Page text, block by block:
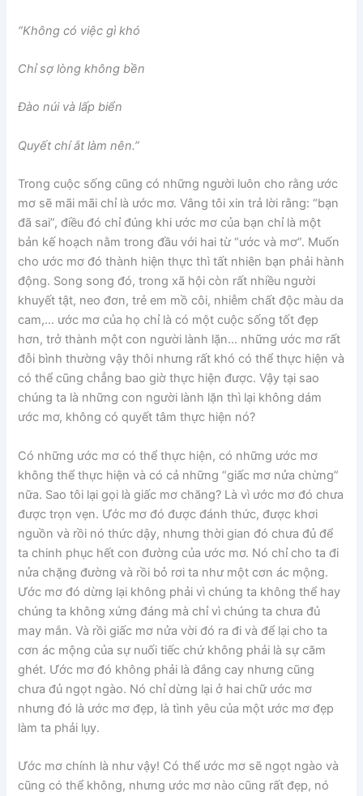
“Không có việc gì khó
Chỉ sợ lòng không bền
Đào núi và lấp biển
Quyết chí ắt làm nên.”
Trong cuộc sống cũng có những người luôn cho rằng ước
mơ sẽ mãi mãi chỉ là ước mơ. Vâng tôi xin trả lời rằng: “bạn
đã sai”, điều đó chỉ đúng khi ước mơ của bạn chỉ là một
bản kế hoạch nằm trong đầu với hai từ “ước và mơ”. Muốn
cho ước mơ đó thành hiện thực thì tất nhiên bạn phải hành
động. Song song đó, trong xã hội còn rất nhiều người
khuyết tật, neo đơn, trẻ em mồ côi, nhiễm chất độc màu da
cam,… ước mơ của họ chỉ là có một cuộc sống tốt đẹp
hơn, trở thành một con người lành lặn… những ước mơ rất
đỗi bình thường vậy thôi nhưng rất khó có thể thực hiện và
có thể cũng chẳng bao giờ thực hiện được. Vậy tại sao
chúng ta là những con người lành lặn thì lại không dám
ước mơ, không có quyết tâm thực hiện nó?
Có những ước mơ có thể thực hiện, có những ước mơ
không thể thực hiện và có cả những “giấc mơ nửa chừng”
nữa. Sao tôi lại gọi là giấc mơ chăng? Là vì ước mơ đó chưa
được trọn vẹn. Ước mơ đó được đánh thức, được khơi
nguồn và rồi nó thức dậy, nhưng thời gian đó chưa đủ để
ta chinh phục hết con đường của ước mơ. Nó chỉ cho ta đi
nửa chặng đường và rồi bỏ rơi ta như một cơn ác mộng.
Ước mơ đó dừng lại không phải vì chúng ta không thể hay
chúng ta không xứng đáng mà chỉ vì chúng ta chưa đủ
may mắn. Và rồi giấc mơ nửa vời đó ra đi và để lại cho ta
cơn ác mộng của sự nuối tiếc chứ không phải là sự căm
ghét. Ước mơ đó không phải là đắng cay nhưng cũng
chưa đủ ngọt ngào. Nó chỉ dừng lại ở hai chữ ước mơ
nhưng đó là ước mơ đẹp, là tình yêu của một ước mơ đẹp
làm ta phải lụy.
Ước mơ chính là như vậy! Có thể ước mơ sẽ ngọt ngào và
cũng có thể không, nhưng ước mơ nào cũng rất đẹp, nó